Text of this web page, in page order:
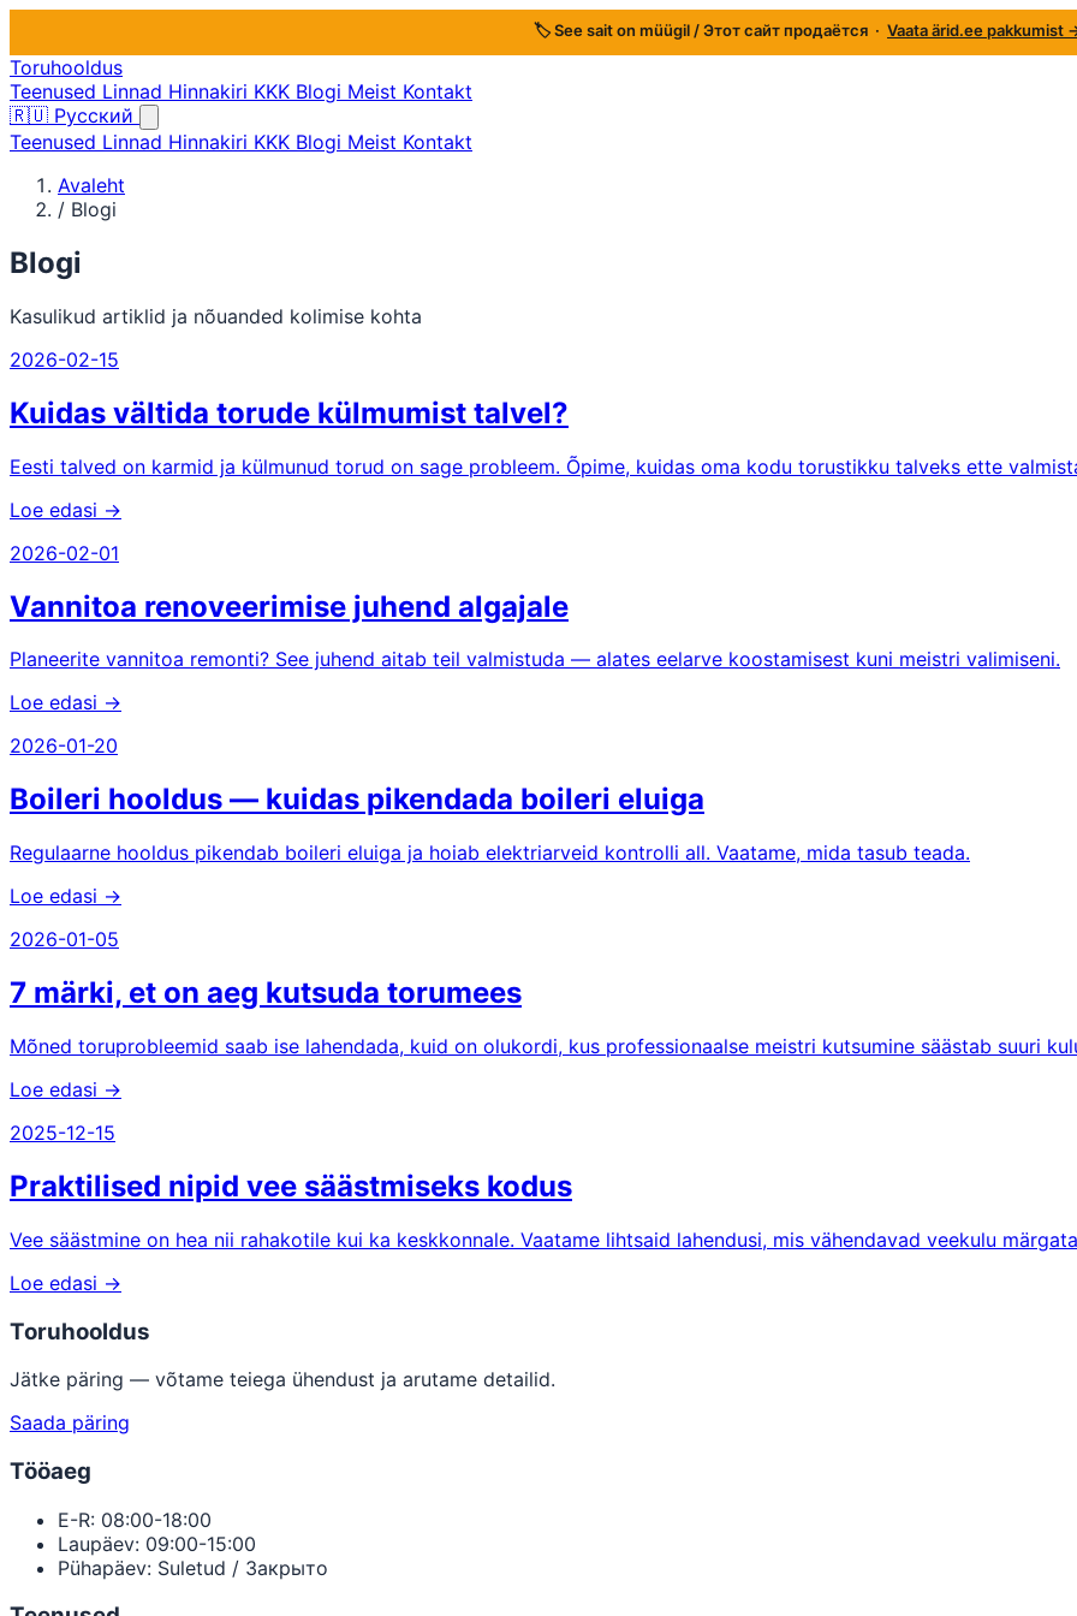
🏷️ See sait on müügil / Этот сайт продаётся · Vaata ärid.ee pakkumist
Toruhooldus
Teenused Linnad Hinnakiri KKK Blogi Meist Kontakt
🇷🇺 Русский
Teenused Linnad Hinnakiri KKK Blogi Meist Kontakt
Avaleht
/ Blogi
Blogi
Kasulikud artiklid ja nõuanded kolimise kohta
2026-02-15
Kuidas vältida torude külmumist talvel?
Eesti talved on karmid ja külmunud torud on sage probleem. Õpime, kuidas oma kodu torustikku talveks ette
Loe edasi →
2026-02-01
Vannitoa renoveerimise juhend algajale
Planeerite vannitoa remonti? See juhend aitab teil valmistuda — alates eelarve koostamisest kuni meistri valimiseni.
Loe edasi →
2026-01-20
Boileri hooldus — kuidas pikendada boileri eluiga
Regulaarne hooldus pikendab boileri eluiga ja hoiab elektriarveid kontrolli all. Vaatame, mida tasub teada.
Loe edasi →
2026-01-05
7 märki, et on aeg kutsuda torumees
Mõned toruprobleemid saab ise lahendada, kuid on olukordi, kus professionaalse meistri kutsumine säästab suuri
Loe edasi →
2025-12-15
Praktilised nipid vee säästmiseks kodus
Vee säästmine on hea nii rahakotile kui ka keskkonnale. Vaatame lihtsaid lahendusi, mis vähendavad veekulu
Loe edasi →
Toruhooldus
Jätke päring — võtame teiega ühendust ja arutame detailid.
Saada päring
Tööaeg
E-R: 08:00-18:00
Laupäev: 09:00-15:00
Pühapäev: Suletud / Закрыто